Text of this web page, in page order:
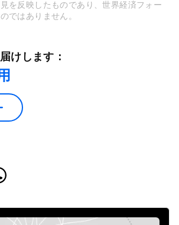
を反映したものであり、世界経済フォー
ではありません。
けします：